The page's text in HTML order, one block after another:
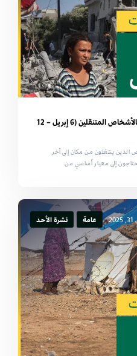
الأحداث والتطورات الخاصة بالأشخاص المتنقلين (6 إبريل – 12
الذين ينتقلون من مكان إلى آخر
إلى معيار أساسي من
عامة نشرة الأحد